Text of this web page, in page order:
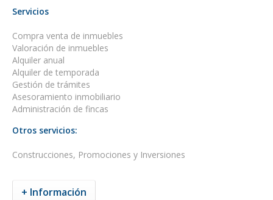
Servicios
Compra venta de inmuebles
Valoración de inmuebles
Alquiler anual
Alquiler de temporada
Gestión de trámites
Asesoramiento inmobiliario
Administración de fincas
Otros servicios:
Construcciones, Promociones y Inversiones
+ Información